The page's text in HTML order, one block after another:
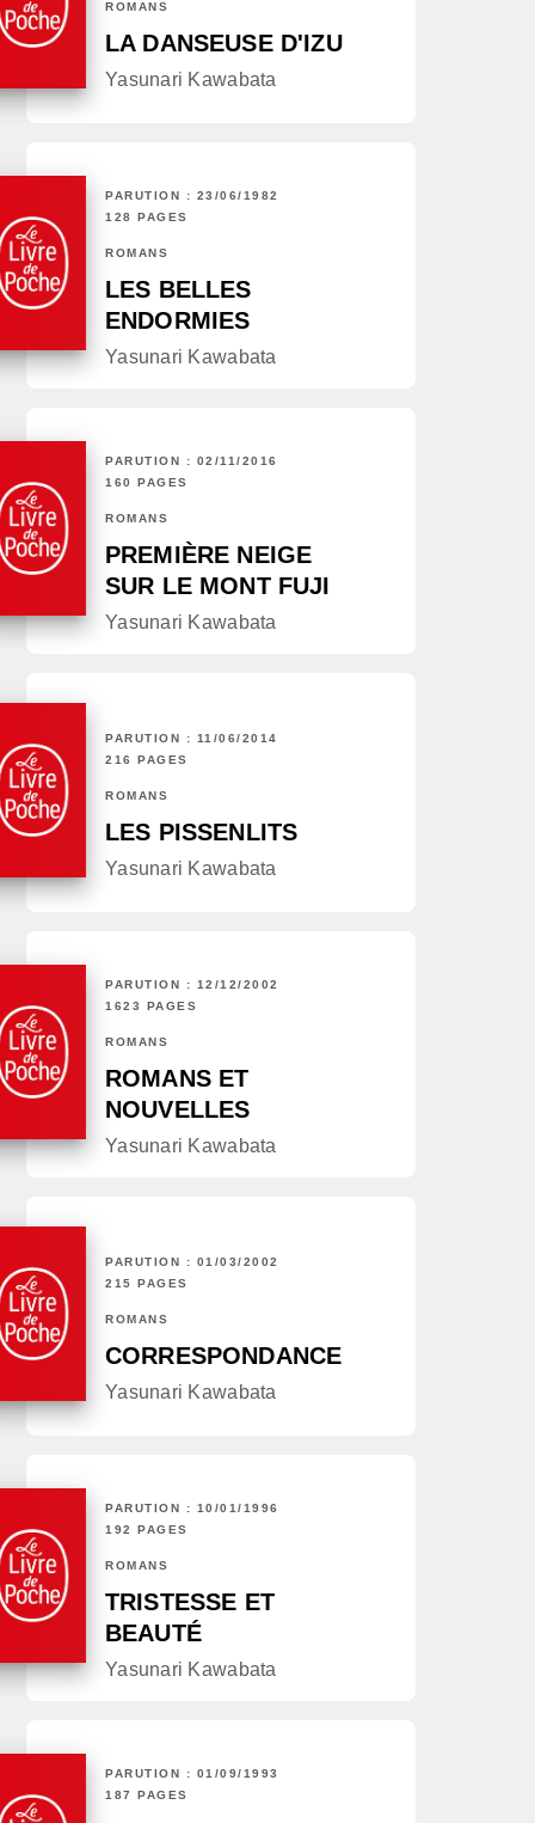
ROMANS
LA DANSEUSE D'IZU
Yasunari Kawabata
PARUTION : 23/06/1982
128 PAGES
ROMANS
LES BELLES
ENDORMIES
Yasunari Kawabata
PARUTION : 02/11/2016
160 PAGES
ROMANS
PREMIÈRE NEIGE
SUR LE MONT FUJI
Yasunari Kawabata
PARUTION : 11/06/2014
216 PAGES
ROMANS
LES PISSENLITS
Yasunari Kawabata
PARUTION : 12/12/2002
1623 PAGES
ROMANS
ROMANS ET
NOUVELLES
Yasunari Kawabata
PARUTION : 01/03/2002
215 PAGES
ROMANS
CORRESPONDANCE
Yasunari Kawabata
PARUTION : 10/01/1996
192 PAGES
ROMANS
TRISTESSE ET
BEAUTÉ
Yasunari Kawabata
PARUTION : 01/09/1993
187 PAGES